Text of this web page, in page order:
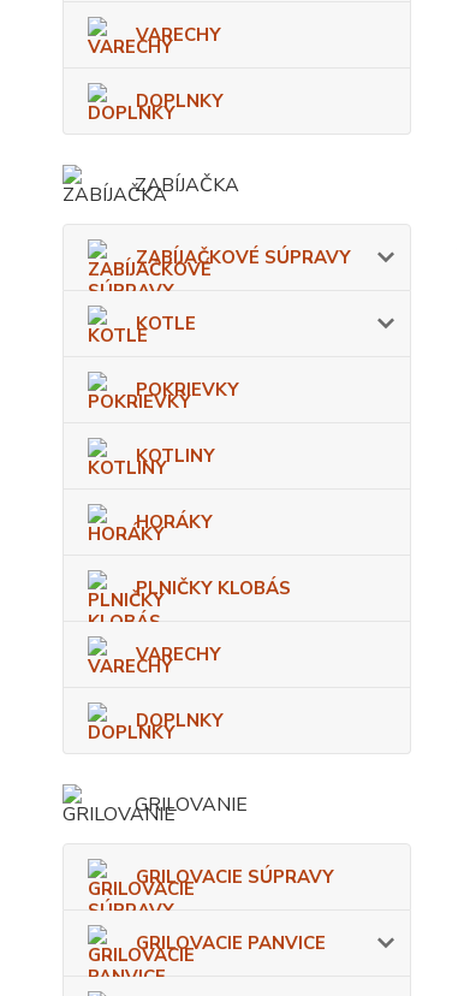
VARECHY
DOPLNKY
ZABÍJAČKA
ZABÍJAČKOVÉ SÚPRAVY
KOTLE
POKRIEVKY
KOTLINY
HORÁKY
PLNIČKY KLOBÁS
VARECHY
DOPLNKY
GRILOVANIE
GRILOVACIE SÚPRAVY
GRILOVACIE PANVICE